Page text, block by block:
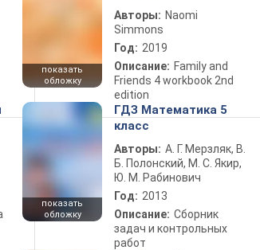
показать
обложку
Авторы: Naomi
Simmons
Год: 2019
Описание: Family and
Friends 4 workbook 2nd
edition
показать
обложку
ГДЗ Математика 5
класс
Авторы: А. Г. Мерзляк, В.
Б. Полонский, М. С. Якир,
Ю. М. Рабинович
Год: 2013
Описание: Сборник
задач и контрольных
работ